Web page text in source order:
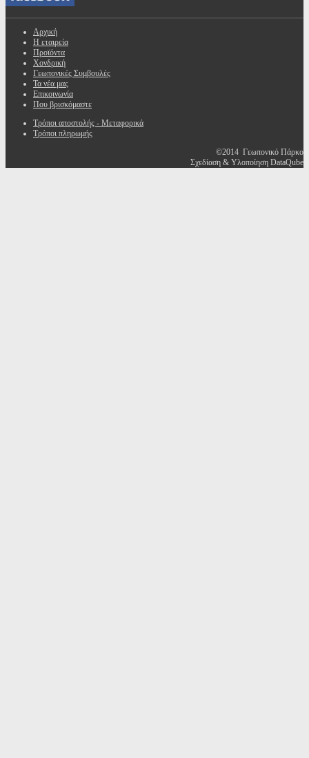
Αρχική
Η εταιρεία
Προϊόντα
Χονδρική
Γεωπονικές Συμβουλές
Τα νέα μας
Επικοινωνία
Που βρισκόμαστε
Τρόποι αποστολής - Μεταφορικά
Τρόποι πληρωμής
©2014 Γεωπονικό Πάρκο
Σχεδίαση & Υλοποίηση DataQube